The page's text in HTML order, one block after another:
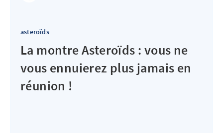
asteroïds
La montre Asteroïds : vous ne
vous ennuierez plus jamais en
réunion !